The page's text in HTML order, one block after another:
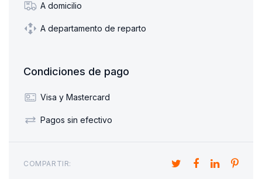
A domicilio
A departamento de reparto
Condiciones de pago
Visa y Mastercard
Pagos sin efectivo
COMPARTIR: